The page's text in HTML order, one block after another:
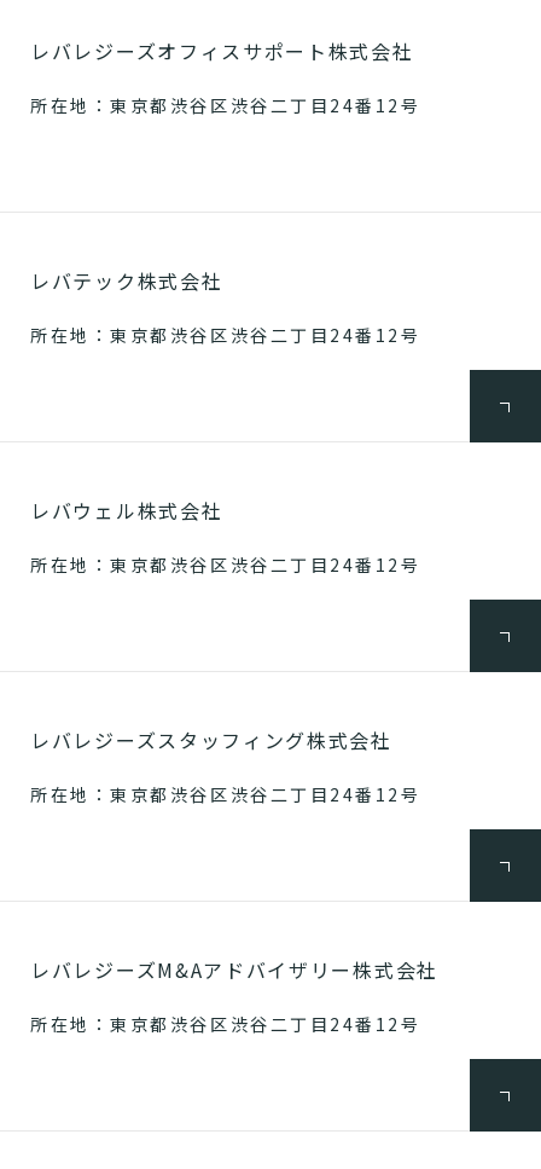
レバレジーズオフィスサポート株式会社
所在地：東京都渋谷区渋谷二丁目24番12号
レバテック株式会社
所在地：東京都渋谷区渋谷二丁目24番12号
レバウェル株式会社
所在地：東京都渋谷区渋谷二丁目24番12号
レバレジーズスタッフィング株式会社
所在地：東京都渋谷区渋谷二丁目24番12号
レバレジーズM&Aアドバイザリー株式会社
所在地：東京都渋谷区渋谷二丁目24番12号